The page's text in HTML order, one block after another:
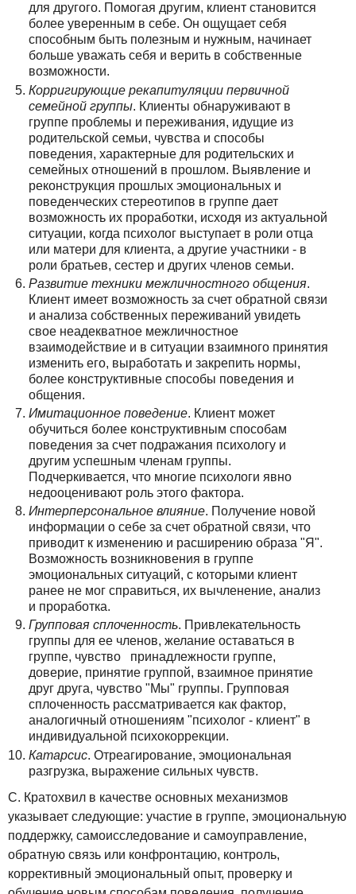
для другого. Помогая другим, клиент становится
более уверенным в себе. Он ощущает себя
способным быть полезным и нужным, начинает
больше уважать себя и верить в собственные
возможности.
Корригирующие рекапитуляции первичной
семейной группы. Клиенты обнаруживают в
группе проблемы и переживания, идущие из
родительской семьи, чувства и способы
поведения, характерные для родительских и
семейных отношений в прошлом. Выявление и
реконструкция прошлых эмоциональных и
поведенческих стереотипов в группе дает
возможность их проработки, исходя из актуальной
ситуации, когда психолог выступает в роли отца
или матери для клиента, а другие участники - в
роли братьев, сестер и других членов семьи.
Развитие техники межличностного общения.
Клиент имеет возможность за счет обратной связи
и анализа собственных переживаний увидеть
свое неадекватное межличностное
взаимодействие и в ситуации взаимного принятия
изменить его, выработать и закрепить нормы,
более конструктивные способы поведения и
общения.
Имитационное поведение. Клиент может
обучиться более конструктивным способам
поведения за счет подражания психологу и
другим успешным членам группы.
Подчеркивается, что многие психологи явно
недооценивают роль этого фактора.
Интерперсональное влияние. Получение новой
информации о себе за счет обратной связи, что
приводит к изменению и расширению образа "Я".
Возможность возникновения в группе
эмоциональных ситуаций, с которыми клиент
ранее не мог справиться, их вычленение, анализ
и проработка.
Групповая сплоченность. Привлекательность
группы для ее членов, желание оставаться в
группе, чувство принадлежности группе,
доверие, принятие группой, взаимное принятие
друг друга, чувство "Мы" группы. Групповая
сплоченность рассматривается как фактор,
аналогичный отношениям "психолог - клиент" в
индивидуальной психокоррекции.
Катарсис. Отреагирование, эмоциональная
разгрузка, выражение сильных чувств.
С. Кратохвил в качестве основных механизмов
указывает следующие: участие в группе, эмоциональную
поддержку, самоисследование и самоуправление,
обратную связь или конфронтацию, контроль,
коррективный эмоциональный опыт, проверку и